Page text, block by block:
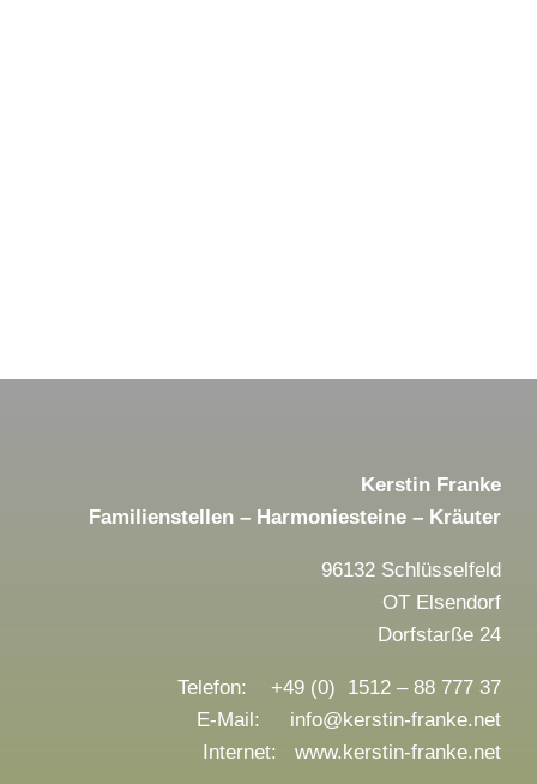
Kerstin Franke
Familienstellen – Harmoniesteine – Kräuter
96132 Schlüsselfeld
OT Elsendorf
Dorfstarße 24
Telefon: +49 (0) 1512 – 88 777 37
E-Mail: info@kerstin-franke.net
Internet: www.kerstin-franke.net